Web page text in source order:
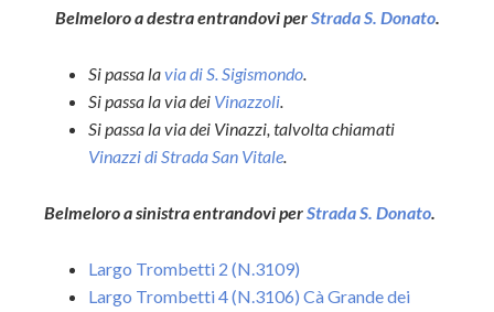
Belmeloro a destra entrandovi perStrada S. Donato.
Si passa lavia di S. Sigismondo.
Si passa la via dei Vinazzoli.
Si passa la via dei Vinazzi, talvolta chiamati
Vinazzi di Strada San Vitale.
Belmeloro a sinistra entrandovi perStrada S. Donato.
Largo Trombetti 2 (N.3109)
Largo Trombetti 4 (N.3106) Cà Grande dei